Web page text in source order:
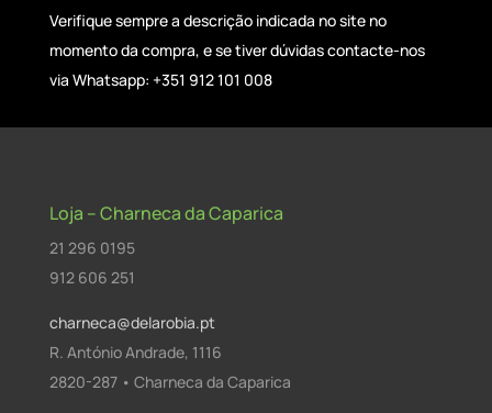
Verifique sempre a descrição indicada no site no
momento da compra, e se tiver dúvidas contacte-nos
via Whatsapp: +351 912 101 008
Loja – Charneca da Caparica
21 296 0195
912 606 251
charneca@delarobia.pt
R. António Andrade, 1116
2820-287 • Charneca da Caparica